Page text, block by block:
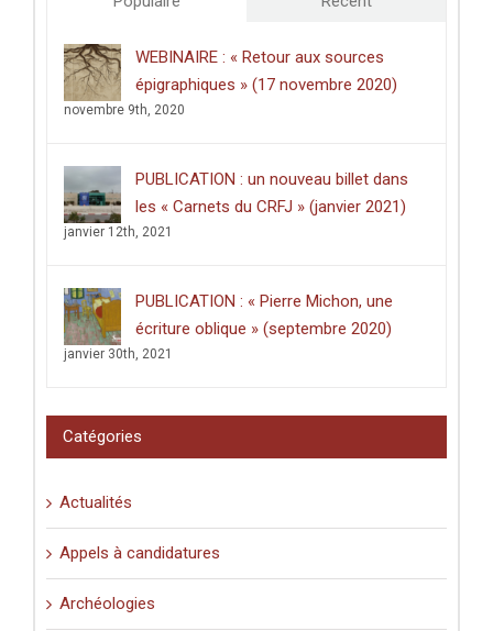
Metalworkers
and
the
Later
the
Sub-
Himalayan
Silk
(31
mars
2025)
2021)
WEBINAIRE : « Retour aux sources
épigraphiques » (17 novembre 2020)
novembre 9th, 2020
PUBLICATION : un nouveau billet dans
les « Carnets du CRFJ » (janvier 2021)
janvier 12th, 2021
PUBLICATION : « Pierre Michon, une
écriture oblique » (septembre 2020)
janvier 30th, 2021
Catégories
Actualités
Appels à candidatures
Archéologies